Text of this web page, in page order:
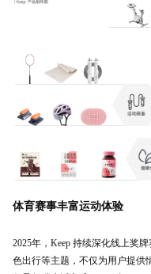
体育赛事丰富运动体验
2025年，Keep 持续深化线上奖
色出行等主题，不仅为用户提供